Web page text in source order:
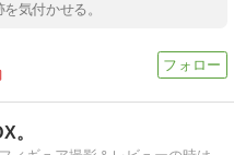
気付かせる。
。